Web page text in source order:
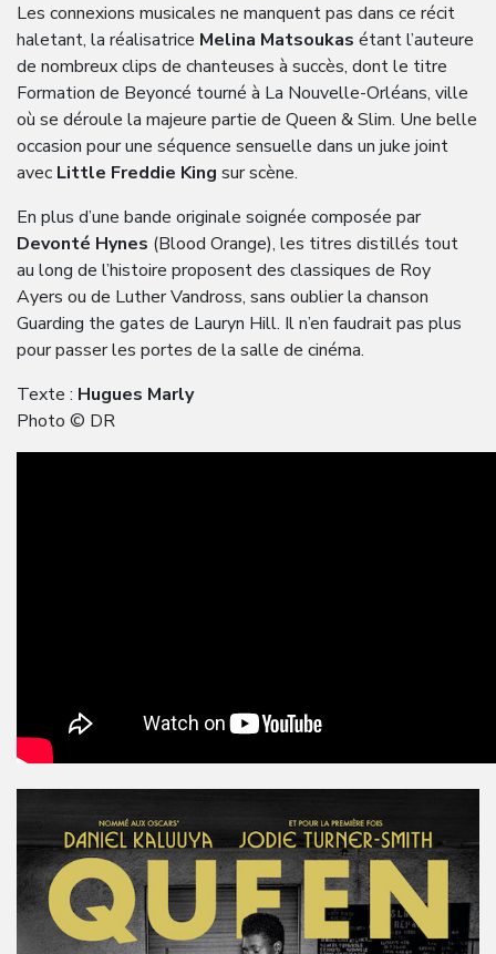
Les connexions musicales ne manquent pas dans ce récit
haletant, la réalisatrice Melina Matsoukas étant l’auteure
de nombreux clips de chanteuses à succès, dont le titre
Formation de Beyoncé tourné à La Nouvelle-Orléans, ville
où se déroule la majeure partie de Queen & Slim. Une belle
occasion pour une séquence sensuelle dans un juke joint
avec Little Freddie King sur scène.
En plus d’une bande originale soignée composée par
Devonté Hynes (Blood Orange), les titres distillés tout
au long de l’histoire proposent des classiques de Roy
Ayers ou de Luther Vandross, sans oublier la chanson
Guarding the gates de Lauryn Hill. Il n’en faudrait pas plus
pour passer les portes de la salle de cinéma.
Texte : Hugues Marly
Photo © DR